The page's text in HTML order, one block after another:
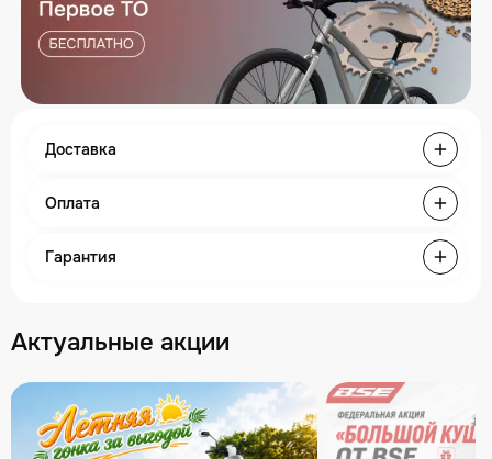
Доставка
Оплата
Гарантия
Актуальные акции